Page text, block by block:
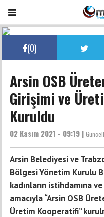
(0)
Arsin OSB
Girişimi ve
Kuruldu
02 Kasım 2021 - 09:19 |
Arsin Belediyesi ve
Bölgesi Yönetim Kurulu
kadınların istihdamına
amacıyla “Arsin OSB
Üretim Kooperatifi”